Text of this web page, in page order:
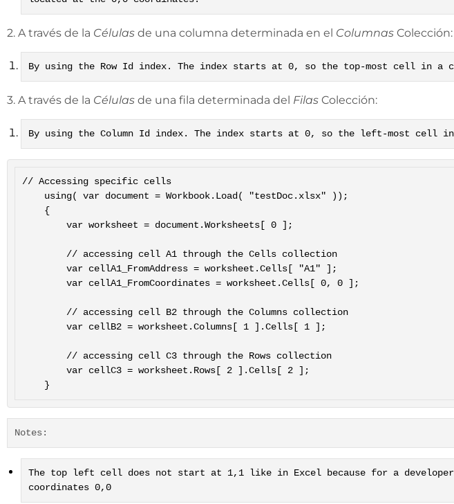
2. A través de la Células de una columna determinada en el Columnas Colección:
By using the Row Id index. The index starts at 0, so the top-most cell in a
3. A través de la Células de una fila determinada del Filas Colección:
By using the Column Id index. The index starts at 0, so the left-most cell
// Accessing specific cells
Notes:
The top left cell does not start at 1,1 like in Excel because for a
coordinates 0,0